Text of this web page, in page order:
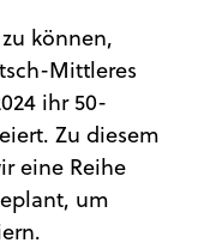
können,
Mittleres
ihr 50-
Zu diesem
eine Reihe
um